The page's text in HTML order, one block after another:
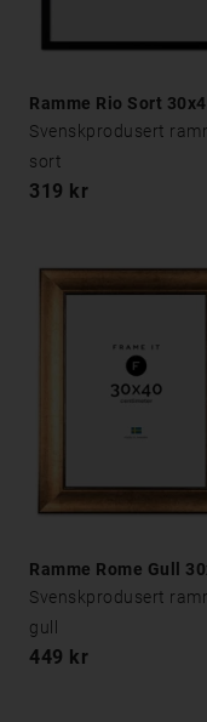
Ramme Rio Sort
Svenskprodusert
sort
319 kr
Ramme Rome Gull
Svenskprodusert
gull
449 kr